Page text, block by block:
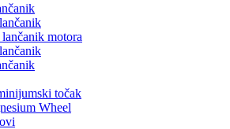
motora
točak
Wheel